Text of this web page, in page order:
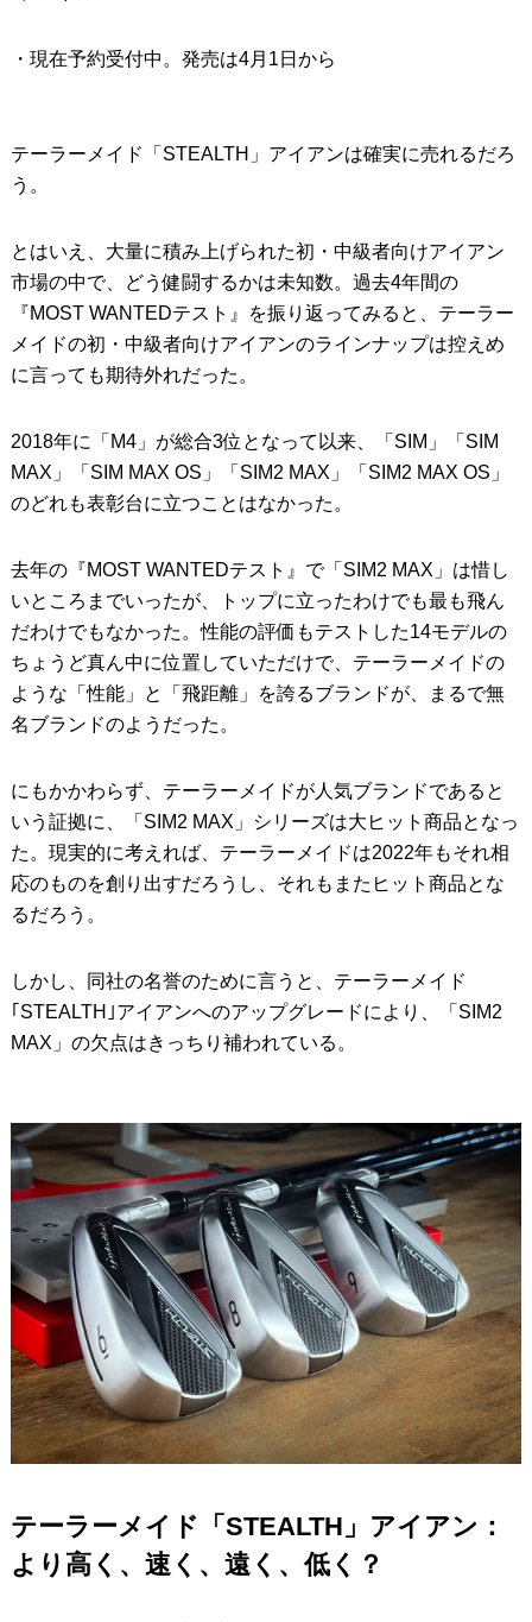
・現在予約受付中。発売は4月1日から
テーラーメイド「STEALTH」アイアンは確実に売れるだろ
う。
とはいえ、大量に積み上げられた初・中級者向けアイアン
市場の中で、どう健闘するかは未知数。過去4年間の
『MOST WANTEDテスト』を振り返ってみると、テーラー
メイドの初・中級者向けアイアンのラインナップは控えめ
に言っても期待外れだった。
2018年に「M4」が総合3位となって以来、「SIM」「SIM
MAX」「SIM MAX OS」「SIM2 MAX」「SIM2 MAX OS」
のどれも表彰台に立つことはなかった。
去年の『MOST WANTEDテスト』で「SIM2 MAX」は惜し
いところまでいったが、トップに立ったわけでも最も飛ん
だわけでもなかった。性能の評価もテストした14モデルの
ちょうど真ん中に位置していただけで、テーラーメイドの
ような「性能」と「飛距離」を誇るブランドが、まるで無
名ブランドのようだった。
にもかかわらず、テーラーメイドが人気ブランドであると
いう証拠に、「SIM2 MAX」シリーズは大ヒット商品となっ
た。現実的に考えれば、テーラーメイドは2022年もそれ相
応のものを創り出すだろうし、それもまたヒット商品とな
るだろう。
しかし、同社の名誉のために言うと、テーラーメイド
｢STEALTH｣アイアンへのアップグレードにより、「SIM2
MAX」の欠点はきっちり補われている。
テーラーメイド「STEALTH」アイアン：
より高く、速く、遠く、低く？